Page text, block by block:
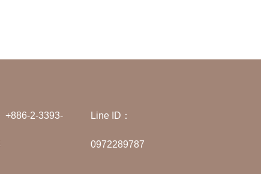
+886-2-3393- Line ID：
0972289787